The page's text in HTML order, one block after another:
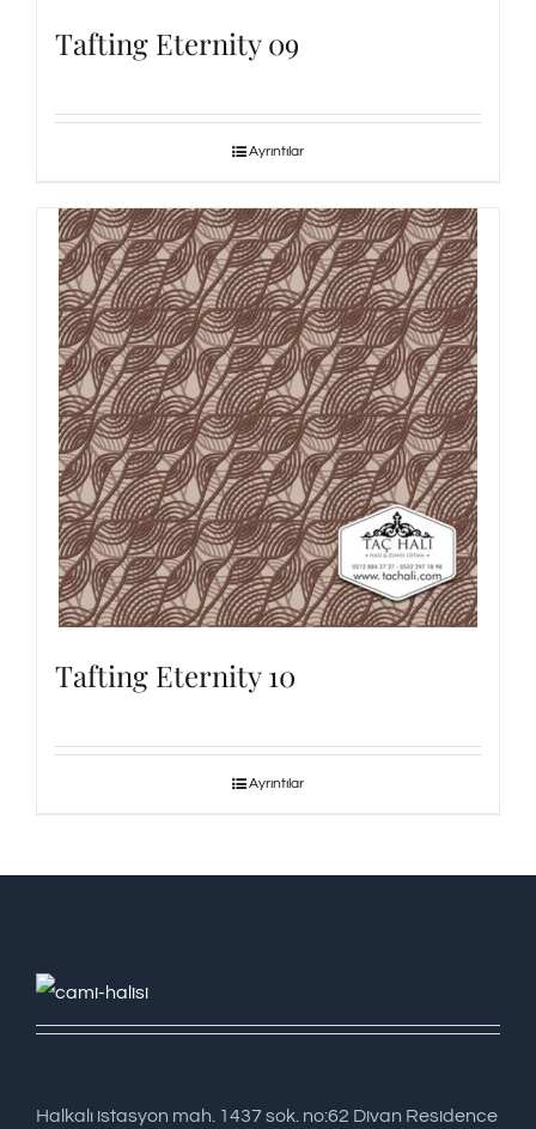
Tafting Eternity 09
Ayrıntılar
Tafting Eternity 10
Ayrıntılar
Halkalı istasyon mah. 1437 sok. no:62 Divan Residence